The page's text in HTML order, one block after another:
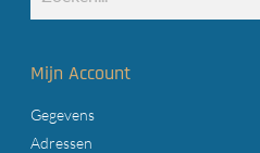
Mijn Account
Gegevens
Adressen